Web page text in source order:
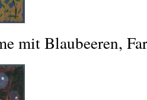
mit Blaubeeren,